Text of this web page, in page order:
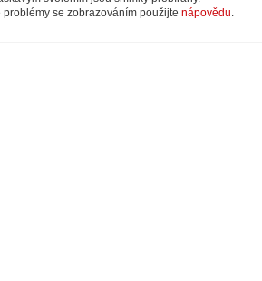
problémy se zobrazováním použijte nápovědu.